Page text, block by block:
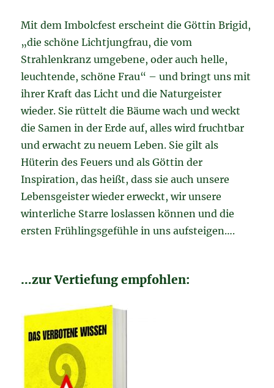
Mit dem Imbolcfest erscheint die Göttin Brigid,
„die schöne Lichtjungfrau, die vom
Strahlenkranz umgebene, oder auch helle,
leuchtende, schöne Frau“ – und bringt uns mit
ihrer Kraft das Licht und die Naturgeister
wieder. Sie rüttelt die Bäume wach und weckt
die Samen in der Erde auf, alles wird fruchtbar
und erwacht zu neuem Leben. Sie gilt als
Hüterin des Feuers und als Göttin der
Inspiration, das heißt, dass sie auch unsere
Lebensgeister wieder erweckt, wir unsere
winterliche Starre loslassen können und die
ersten Frühlingsgefühle in uns aufsteigen….
…zur Vertiefung empfohlen: